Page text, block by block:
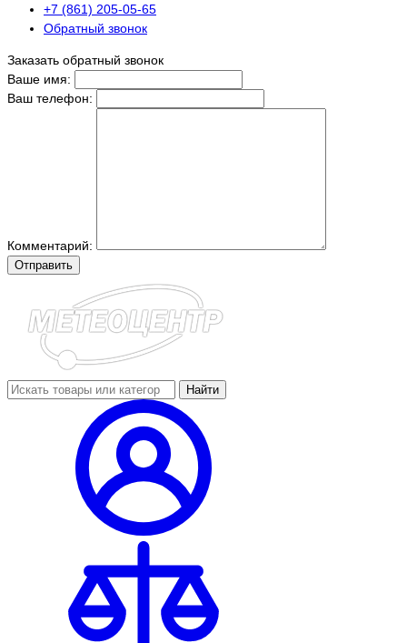
+7 (861) 205-05-65
Обратный звонок
Заказать обратный звонок
Ваше имя:
Ваш телефон:
Комментарий:
Отправить
Найти